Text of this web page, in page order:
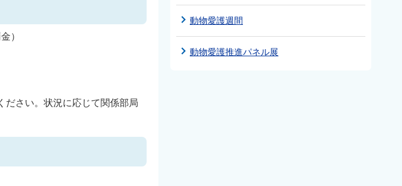
）
ださい。状況に応じて関係部局
動物愛護週間
動物愛護推進パネル展